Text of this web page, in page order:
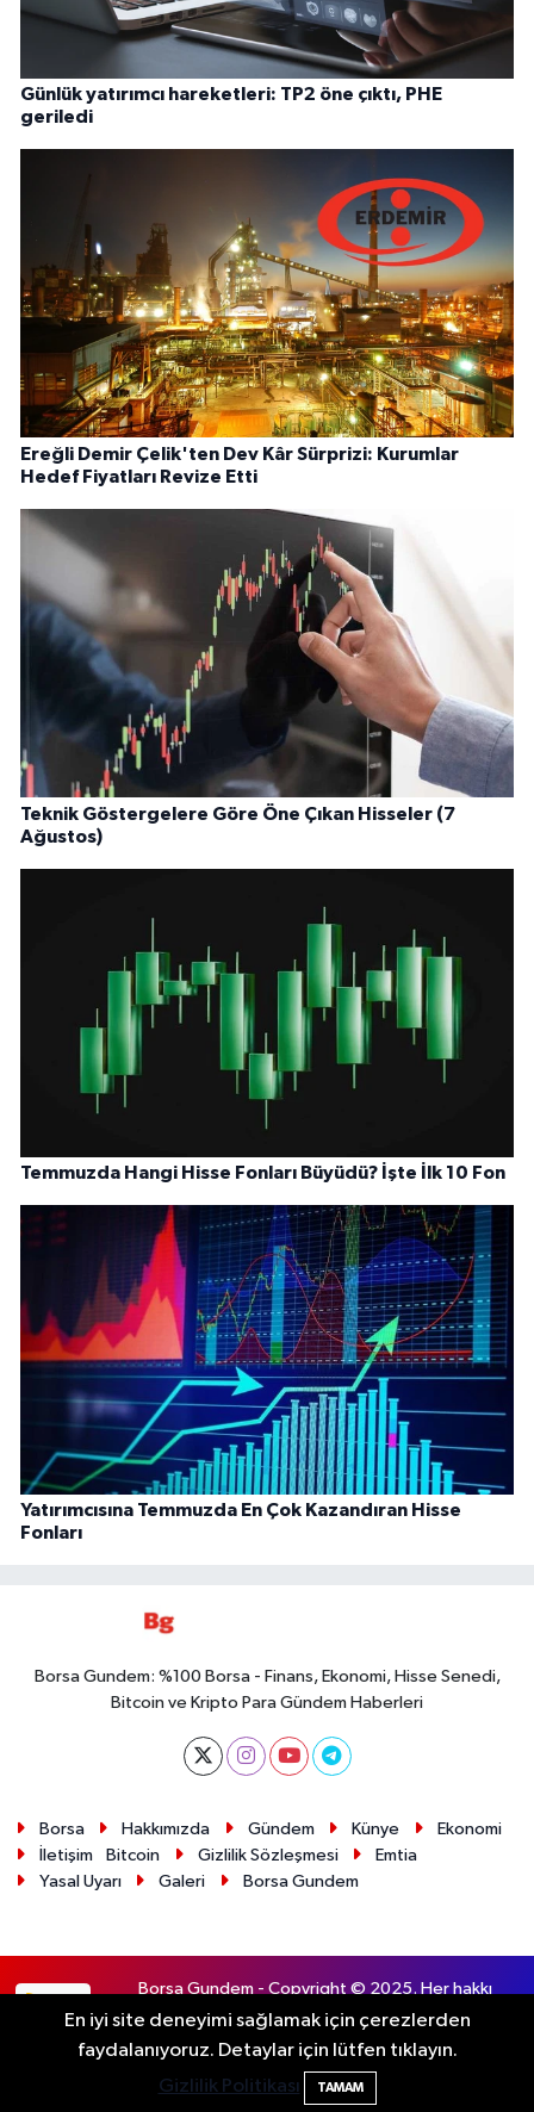
Günlük yatırımcı hareketleri: TP2 öne çıktı, PHE
geriledi
Ereğli Demir Çelik'ten Dev Kâr Sürprizi: Kurumlar
Hedef Fiyatları Revize Etti
Teknik Göstergelere Göre Öne Çıkan Hisseler (7
Ağustos)
Temmuzda Hangi Hisse Fonları Büyüdü? İşte İlk 10 Fon
Yatırımcısına Temmuzda En Çok Kazandıran Hisse
Fonları
Borsa Gundem: %100 Borsa - Finans, Ekonomi, Hisse Senedi,
Bitcoin ve Kripto Para Gündem Haberleri
Borsa Hakkımızda Gündem Künye
Ekonomi
İletişim
Bitcoin Gizlilik Sözleşmesi
Emtia
Yasal Uyarı
Galeri Borsa Gundem
Borsa Gundem - Copyright © 2025. Her hakkı
saklıdır.
Haber Yazılımı:TE Bilişim
En iyi site deneyimi sağlamak için çerezlerden
faydalanıyoruz. Detaylar için lütfen tıklayın.
Gizlilik Politikası
TAMAM